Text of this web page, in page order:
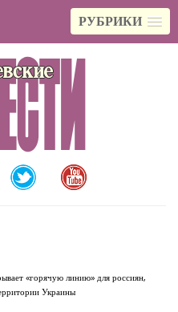
РУБРИКИ
«горячую линию» для россиян,
Украины